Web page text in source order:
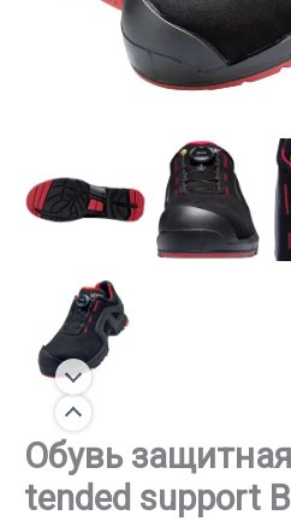
Обувь
tended support